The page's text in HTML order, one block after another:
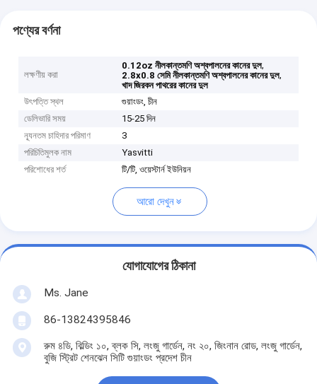
পণ্যের বর্ণনা
লক্ষণীয় করা
0.12oz নীলকান্তমণি অশ্বপালনের কানের দুল,
2.8x0.8 সেমি নীলকান্তমণি অশ্বপালনের কানের দুল,
খাদ জিরকন পাথরের কানের দুল
উৎপত্তি স্থল
গুয়াংডং, চীন
ডেলিভারি সময়
15-25 দিন
ন্যূনতম চাহিদার পরিমাণ
3
পরিচিতিমুলক নাম
Yasvitti
পরিশোধের শর্ত
টি/টি, ওয়েস্টার্ন ইউনিয়ন
আরো দেখুন
যোগাযোগের ঠিকানা
Ms. Jane
86-13824395846
রুম ৪ডি, বিল্ডিং ১০, ব্লক সি, লংজু গার্ডেন, নং ২০, জিংনান রোড, লংজু গার্ডেন,
বুজি স্ট্রিট শেনঝেন সিটি গুয়াংডং প্রদেশ চীন